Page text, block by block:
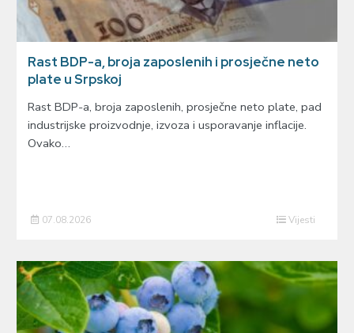
Rast BDP-a, broja zaposlenih i prosječne neto
plate u Srpskoj
Rast BDP-a, broja zaposlenih, prosječne neto plate, pad
industrijske proizvodnje, izvoza i usporavanje inflacije.
Ovako…
07.08.2026 Vijesti